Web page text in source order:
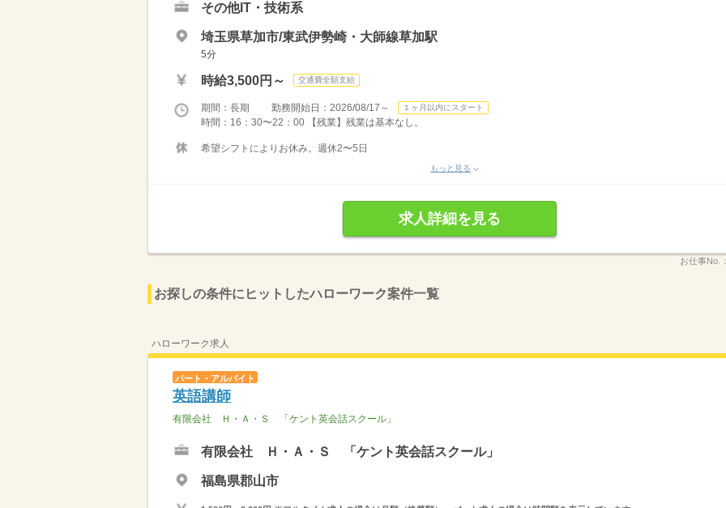
その他IT・技術系
埼玉県草加市/東武伊勢崎・大師線草加駅
5分
時給3,500円～ 交通費全額支給
期間：長期 勤務開始日：2026/08/17～ １ヶ月以内にスタート
時間：16：30〜22：00 【残業】残業は基本なし。
希望シフトによりお休み。週休2〜5日
もっと見る
求人詳細を見る
お仕事No.：
お探しの条件にヒットしたハローワーク案件一覧
ハローワーク求人
パート・アルバイト
英語講師
有限会社 Ｈ・Ａ・Ｓ 「ケント英会話スクール」
有限会社 Ｈ・Ａ・Ｓ 「ケント英会話スクール」
福島県郡山市